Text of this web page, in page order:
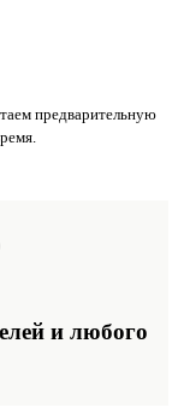
предварительную
и любого